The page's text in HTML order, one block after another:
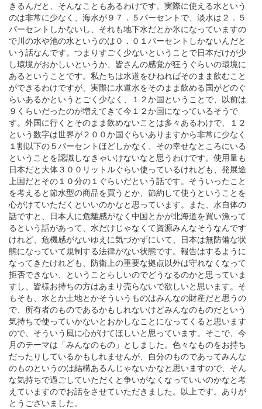
きるんだと、そんなこともあるわけです。実際に使える水という
のは非常に少なく、海水が９７．５パーセントで、淡水は２．５
パーセントしかないし、それも地下水だとか氷になっていますの
で川の水や池の水というのは０．０１パーセントしかないんだと
いう話なんです。つまりすごく少ないということで日本だけが少
し環境がおかしいというか、皆さんの感覚が狂うぐらいの環境に
あるということです。私たちは水道をひねればそのまま飲むこと
ができるわけですが、実際に水道水をそのまま飲める国がどのぐ
らいあるかというとごく少なく、１２か国ということで、以前は
９くらいだったのが増えてきて今１２か国になっているそうで
す。外国に行くとそのまま飲めないことは多々あるわけで、１２
という数字は世界が２００か国ぐらいありますから非常に少なく
１割以下の５パーセントほどしかなく、その幸せなところにいる
ということを認識しなきゃいけないなと思うわけです。使用量も
日本だと大体３００リットルぐらい使っているけれども、発展途
上国だとその１０分の１ぐらいだという話です。そういったこと
を考えると節水型の商品を買うとか、節約して使うということを
心がけていただくといいのかなと思っています。また、水自体の
話ですと、日本人に危離感がなく中国とかが北海道を買い漁って
るという話があって、水だけじゃなくて資源みんなそうなんです
けれど、危機感がないゆえに気づかずにいて、日本は無防備な状
態になっていて規制する法律がない状態です。報告はするように
なってきたけれども、防衛上の重要な拠点以外は守れなくなって
拒否できない、ということらしいのでどうなるのかと思っていま
すし、皆様お持ちの方はあまり売らないで欲しいと思います。そ
もそも、水とか土地とかそういうものはみんなの財産だと思うの
で、所有者のものであるかもしれないけどみんなのものだという
気持ちで使っていかないとおかしなことになってくると思います
ので、そういう風に心がけてほしいと思っています。そこで、今
月のテーマは「みんなのもの」としました。色々なものをお持ち
だったりしているかもしれませんが、自分のものであってみんな
のものというのは結構あるんじゃないかなと思いますので、そん
な気持ちで過ごしていただくと争いがなくなっていいのかなと考
えていますのでお話をさせていただきました。以上です。ありが
とうございました。